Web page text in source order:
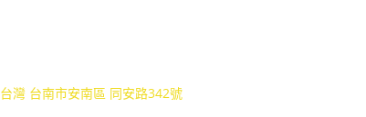
台灣 台南市安南區 同安路342號